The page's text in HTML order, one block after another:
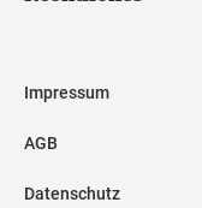
Impressum
AGB
Datenschutz